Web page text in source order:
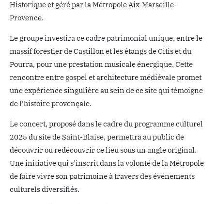
Historique et géré par la Métropole Aix-Marseille-
Provence.
Le groupe investira ce cadre patrimonial unique, entre le
massif forestier de Castillon et les étangs de Citis et du
Pourra, pour une prestation musicale énergique. Cette
rencontre entre gospel et architecture médiévale promet
une expérience singulière au sein de ce site qui témoigne
de l’histoire provençale.
Le concert, proposé dans le cadre du programme culturel
2025 du site de Saint-Blaise, permettra au public de
découvrir ou redécouvrir ce lieu sous un angle original.
Une initiative qui s’inscrit dans la volonté de la Métropole
de faire vivre son patrimoine à travers des événements
culturels diversifiés.